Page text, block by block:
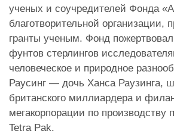
ученых и соучредителей Фонда
благотворительной организации,
гранты ученым. Фонд
фунтов стерлингов
человеческое и природное
Раусинг — дочь Ханса Раузинга,
британского миллиардера и
мегакорпорации по производству
Tetra Pak.